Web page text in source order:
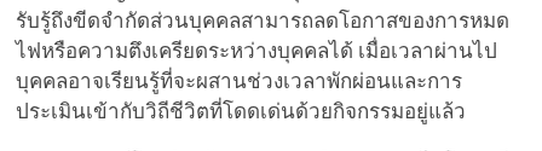
รับรู้ถึงขีดจำกัดส่วนบุคคลสามารถลดโอกาสของการหมด
ไฟหรือความตึงเครียดระหว่างบุคคลได้ เมื่อเวลาผ่านไป
บุคคลอาจเรียนรู้ที่จะผสานช่วงเวลาพักผ่อนและการ
ประเมินเข้ากับวิถีชีวิตที่โดดเด่นด้วยกิจกรรมอยู่แล้ว